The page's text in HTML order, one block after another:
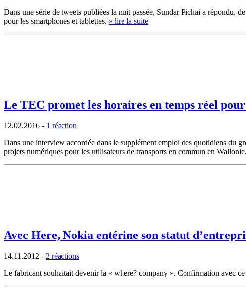
Dans une série de tweets publiées la nuit passée, Sundar Pichai a répondu,
pour les smartphones et tablettes. » lire la suite
Le TEC promet les horaires en temps réel pour
12.02.2016 - 1 réaction
Dans une interview accordée dans le supplément emploi des quotidiens du
projets numériques pour les utilisateurs de transports en commun en Wallonie.
Avec Here, Nokia entérine son statut
14.11.2012 - 2 réactions
Le fabricant souhaitait devenir la « where? company ». Confirmation avec